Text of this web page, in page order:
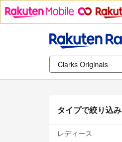
タイプで絞り込み
レディース